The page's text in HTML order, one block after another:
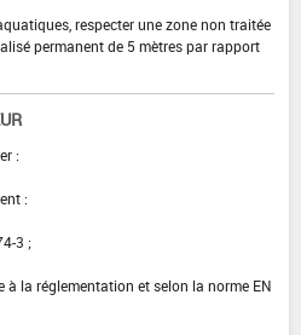
respecter une zone non traitée
permanent de 5 mètres par rapport
:
:
3 ;
la réglementation et selon la norme EN